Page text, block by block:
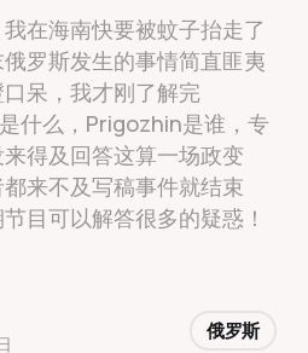
在海南快要被蚊子抬走了
罗斯发生的事情简直匪夷
呆，我才刚了解完
什么，Prigozhin是谁，专
得及回答这算一场政变
来不及写稿事件就结束
目可以解答很多的疑惑！
俄罗斯